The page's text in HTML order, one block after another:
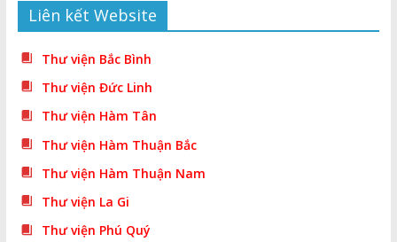
Liên kết Website
Thư viện Bắc Bình
Thư viện Đức Linh
Thư viện Hàm Tân
Thư viện Hàm Thuận Bắc
Thư viện Hàm Thuận Nam
Thư viện La Gi
Thư viện Phú Quý